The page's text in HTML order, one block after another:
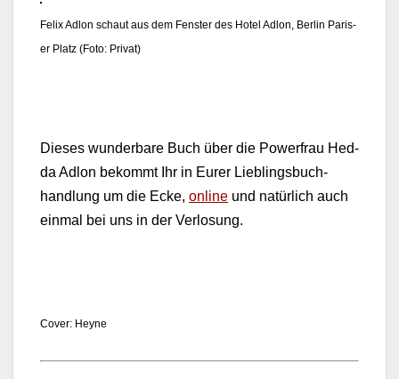
Felix Adlon schaut aus dem Fen­ster des Hotel Adlon, Berlin Paris­
er Platz (Foto: Pri­vat)
Dieses wun­der­bare Buch über die Pow­er­frau Hed­
da Adlon bekommt Ihr in Eur­er Lieblings­buch­
hand­lung um die Ecke, online und natür­lich auch
ein­mal bei uns in der Ver­losung.
Cov­er: Heyne